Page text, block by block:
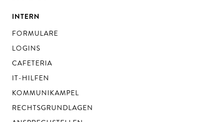
INTERN
FORMULARE
LOGINS
CAFETERIA
IT-HILFEN
KOMMUNIKAMPEL
RECHTSGRUNDLAGEN